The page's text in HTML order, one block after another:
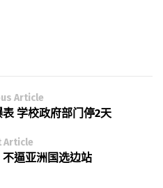
Article
学校政府部门停2天
Article
逼亚洲国选边站